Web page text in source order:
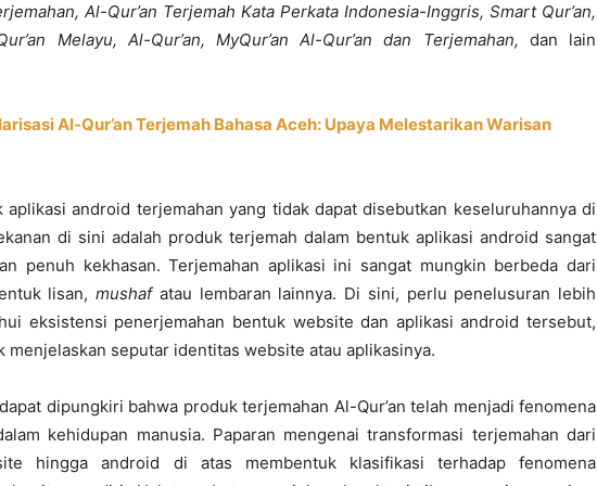
Al-Qur’an Terjemah Kata Perkata Indonesia-Inggris, Smart Qur’an,
Melayu, Al-Qur’an, MyQur’an Al-Qur’an dan Terjemahan, dan lain
Al-Qur’an Terjemah Bahasa Aceh: Upaya Melestarikan Warisan
aplikasi android terjemahan yang tidak dapat disebutkan keseluruhannya di
di sini adalah produk terjemah dalam bentuk aplikasi android sangat
penuh kekhasan. Terjemahan aplikasi ini sangat mungkin berbeda dari
lisan, mushaf atau lembaran lainnya. Di sini, perlu penelusuran lebih
eksistensi penerjemahan bentuk website dan aplikasi android tersebut,
menjelaskan seputar identitas website atau aplikasinya.
dipungkiri bahwa produk terjemahan Al-Qur’an telah menjadi fenomena
kehidupan manusia. Paparan mengenai transformasi terjemahan dari
hingga android di atas membentuk klasifikasi terhadap fenomena